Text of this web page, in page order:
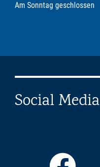
Am Sonntag geschlossen
Social Media